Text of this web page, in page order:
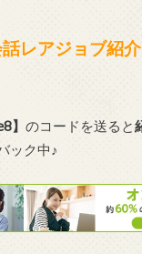
レアジョブ紹
】 のコードを送ると
ック中♪